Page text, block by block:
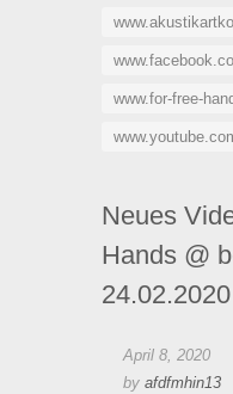
www.for-free-
Neues
Hands @
24.02.2020
April 8, 2020
by afdfmhin13